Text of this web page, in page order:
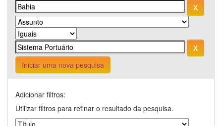
Iniciar uma nova pesquisa
Adicionar filtros:
Utilizar filtros para refinar o resultado da pesquisa.